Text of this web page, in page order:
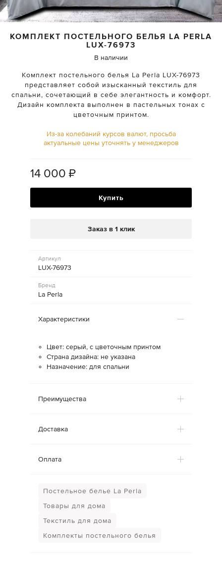
КОМПЛЕКТ ПОСТЕЛЬНОГО БЕЛЬЯ LA PERLA
LUX-76973
В наличии
Комплект постельного белья La Perla LUX-76973
представляет собой изысканный текстиль для
спальни, сочетающий в себе элегантность и комфорт.
Дизайн комплекта выполнен в пастельных тонах с
цветочным принтом.
Из-за колебаний курсов валют, просьба
актуальные цены уточнять у менеджеров
14 000 ₽
Купить
Заказ в 1 клик
Артикул
LUX-76973
Бренд
La Perla
Характеристики
Цвет: серый, с цветочным принтом
Страна дизайна: не указана
Назначение: для спальни
Преимущества
Доставка
Оплата
Постельное белье La Perla
Товары для дома
Текстиль для дома
Комплекты постельного белья